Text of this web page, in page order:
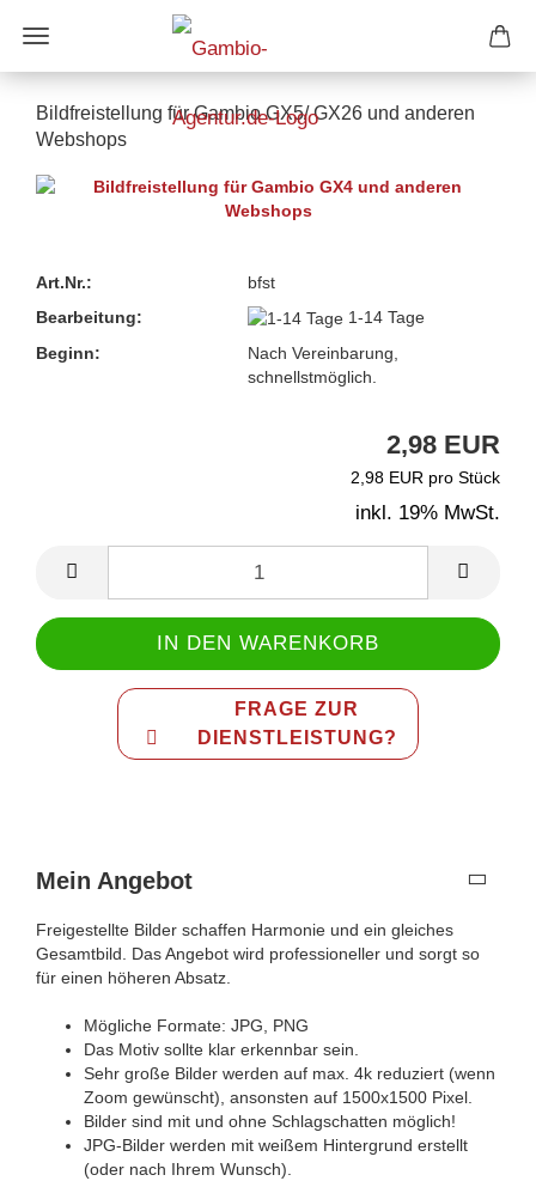
zum
Bildfreistellung für Gambio GX5/ GX26 und anderen
Webshops
Art.Nr.:
bfst
Bearbeitung:
1-14 Tage
Beginn:
Nach Vereinbarung,
schnellstmöglich.
2,98 EUR
2,98 EUR pro Stück
inkl. 19% MwSt.
FRAGE ZUR
DIENSTLEISTUNG?
Mein Angebot
Freigestellte Bilder schaffen Harmonie und ein gleiches
Gesamtbild. Das Angebot wird professioneller und sorgt so
für einen höheren Absatz.
Mögliche Formate: JPG, PNG
Das Motiv sollte klar erkennbar sein.
Sehr große Bilder werden auf max. 4k reduziert (wenn
Zoom gewünscht), ansonsten auf 1500x1500 Pixel.
Bilder sind mit und ohne Schlagschatten möglich!
JPG-Bilder werden mit weißem Hintergrund erstellt
(oder nach Ihrem Wunsch).